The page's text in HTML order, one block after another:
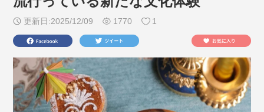
更新日:2025/12/09 1770 1